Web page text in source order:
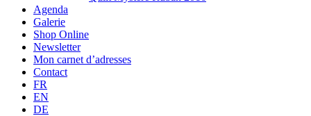
Agenda
Galerie
Shop Online
Newsletter
Mon carnet d’adresses
Contact
FR
EN
DE